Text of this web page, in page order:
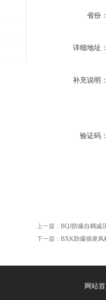
省份
详细地址
补充说明
验证码
上一篇： BQJ防爆自耦减
下一篇： BXK防爆插座风
网站